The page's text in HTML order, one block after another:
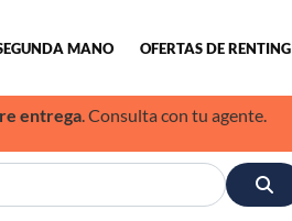
MANO OFERTAS DE RENTING
entrega. Consulta con tu agente.